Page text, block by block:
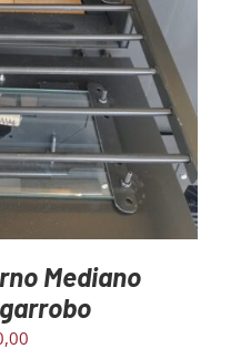
DETAILS
Mediano